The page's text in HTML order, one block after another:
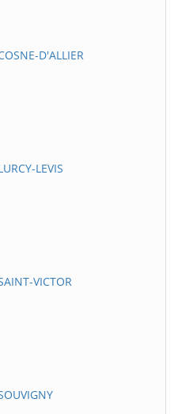
D'ALLIER
LEVIS
VICTOR